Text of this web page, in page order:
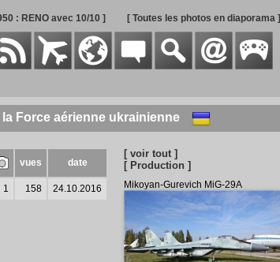
: RENO avec 10/10 ] [ Toutes les photos en diaporama ]
Force aérienne ukrainienne
vues date
1 158 24.10.2016
[ voir tout ]
[ Production ]
Mikoyan-Gurevich MiG-29A